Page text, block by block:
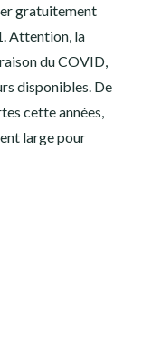
gratuitement
Attention, la
du COVID,
disponibles. De
cette années,
large pour